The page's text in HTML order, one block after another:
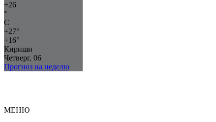
+26
°
C
+27°
+16°
Кириши
Четверг, 06
Прогноз на неделю
МЕНЮ